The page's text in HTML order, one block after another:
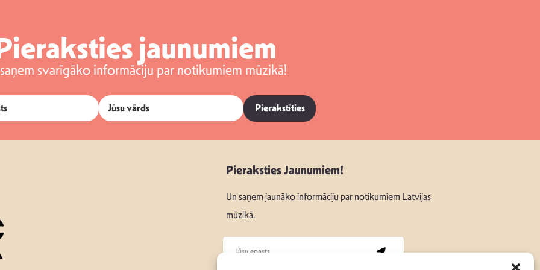
jaunumiem
svarīgāko informāciju par notikumiem mūzikā!
Pierakstīties
Pieraksties Jaunumiem!
Un saņem jaunāko informāciju par notikumiem Latvijas
mūzikā.